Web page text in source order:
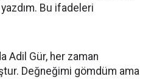
Bu ifadeleri
Adil Gür, her zaman
Değneğimi gömdüm ama